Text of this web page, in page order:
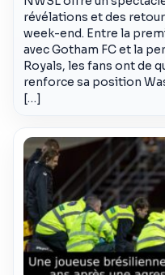
révélations et des
week-end. Entre la
avec Gotham FC et la
Royals, les fans ont de
renforce sa position
[…]